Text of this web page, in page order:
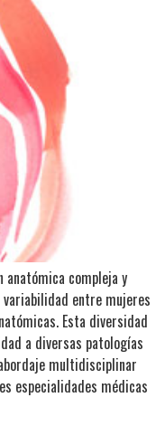
anatómica compleja y
entre mujeres
Esta diversidad
a diversas patologías
multidisciplinar
especialidades médicas